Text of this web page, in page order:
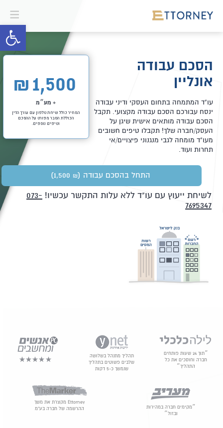
פתח
הסכם עבודה
אונליין
עו"ד המתמחה בתחום העסקי ודיני עבודה
ינסח עבורכם הסכם עבודה מקצועי. תקבל
הסכם עבודה מותאים אישית שיגן על
העסק/חברה שלך! תקבלו טיפים חשובים
מעו"ד מומחה לגבי מנגנוני פיצויים/אי
תחרות ועוד.
₪ 1,500
+ מע״מ
המחיר כולל שיחת טלפון עם עורך הדין
הכוללת הסבר מפורט על ההסכם
וטיפים נוספים.
התחל בהסכם עבודה (1,500
₪
)
לשיחת ייעוץ עם עו"ד ללא עלות התקשר עכשיו! 073-
7695347
״תוך 24 שעות פותחים
חברה וחוסכים את כל
התהליך״
תהליך מתנהל בשלושה
שלבים פשוטים בתהליך
שנמשך כ-5 דקות
״מקימים חברה במהירות
ובזול״
Ettorney מקצרת את משך
ההרשמה של חברה בע"מ